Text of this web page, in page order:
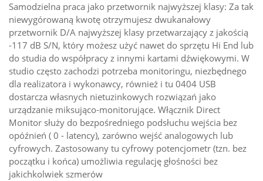
Samodzielna praca jako przetwornik najwyższej klasy: Za tak
niewygórowaną kwotę otrzymujesz dwukanałowy
przetwornik D/A najwyższej klasy przetwarzający z jakością
-117 dB S/N, który możesz użyć nawet do sprzętu Hi End lub
do studia do współpracy z innymi kartami dźwiękowymi. W
studio często zachodzi potrzeba monitoringu, niezbędnego
dla realizatora i wykonawcy, również i tu 0404 USB
dostarcza własnych nietuzinkowych rozwiązań jako
urządzanie miksująco-monitorujące. Włącznik Direct
Monitor służy do bezpośredniego podsłuchu wejścia bez
opóźnień ( 0 - latency), zarówno wejść analogowych lub
cyfrowych. Zastosowany tu cyfrowy potencjometr (tzn. bez
początku i końca) umożliwia regulację głośności bez
jakichkolwiek szmerów